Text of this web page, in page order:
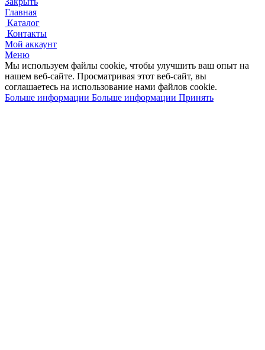
Главная
Каталог
Контакты
Мой аккаунт
Меню
Мы используем файлы cookie, чтобы улучшить ваш опыт на
нашем веб-сайте. Просматривая этот веб-сайт, вы
соглашаетесь на использование нами файлов cookie.
Больше информации Больше информации Принять